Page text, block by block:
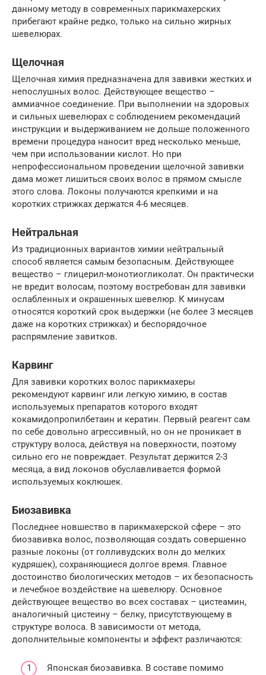
данному методу в современных парикмахерских
прибегают крайне редко, только на сильно жирных
шевелюрах.
Щелочная
Щелочная химия предназначена для завивки жестких и
непослушных волос. Действующее вещество –
аммиачное соединение. При выполнении на здоровых
и сильных шевелюрах с соблюдением рекомендаций
инструкции и выдерживанием не дольше положенного
времени процедура наносит вред несколько меньше,
чем при использовании кислот. Но при
непрофессиональном проведении щелочной завивки
дама может лишиться своих волос в прямом смысле
этого слова. Локоны получаются крепкими и на
коротких стрижках держатся 4-6 месяцев.
Нейтральная
Из традиционных вариантов химии нейтральный
способ является самым безопасным. Действующее
вещество – глицерил-монотиогликолат. Он практически
не вредит волосам, поэтому востребован для завивки
ослабленных и окрашенных шевелюр. К минусам
относятся короткий срок выдержки (не более 3 месяцев
даже на коротких стрижках) и беспорядочное
распрямление завитков.
Карвинг
Для завивки коротких волос парикмахеры
рекомендуют карвинг или легкую химию, в состав
используемых препаратов которого входят
кокамидопропилбетаин и кератин. Первый реагент сам
по себе довольно агрессивный, но он не проникает в
структуру волоса, действуя на поверхности, поэтому
сильно его не повреждает. Результат держится 2-3
месяца, а вид локонов обуславливается формой
используемых коклюшек.
Биозавивка
Последнее новшество в парикмахерской сфере – это
биозавивка волос, позволяющая создать совершенно
разные локоны (от голливудских волн до мелких
кудряшек), сохраняющиеся долгое время. Главное
достоинство биологических методов – их безопасность
и лечебное воздействие на шевелюру. Основное
действующее вещество во всех составах – цистеамин,
аналогичный цистеину – белку, присутствующему в
структуре волоса. В зависимости от метода,
дополнительные компоненты и эффект различаются:
Японская биозавивка. В составе помимо